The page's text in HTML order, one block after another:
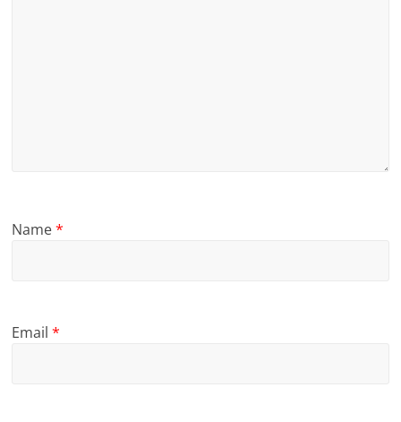
Name*
Email*